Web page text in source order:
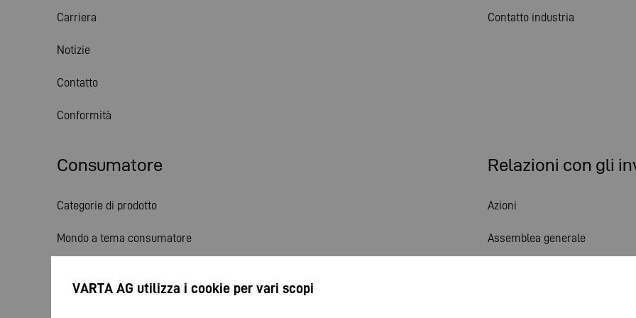
Carriera
Notizie
Contatto
Conformità
Consumatore
Categorie di prodotto
Mondo a tema consumatore
Contatto industria
Relazioni con gli
Azioni
Assemblea generale
VARTA AG utilizza i cookie per vari scopi